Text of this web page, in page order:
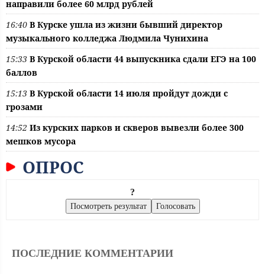
направили более 60 млрд рублей
16:40 В Курске ушла из жизни бывший директор
музыкального колледжа Людмила Чунихина
15:33 В Курской области 44 выпускника сдали ЕГЭ на 100
баллов
15:13 В Курской области 14 июля пройдут дожди с
грозами
14:52 Из курских парков и скверов вывезли более 300
мешков мусора
ОПРОС
?
ПОСЛЕДНИЕ КОММЕНТАРИИ